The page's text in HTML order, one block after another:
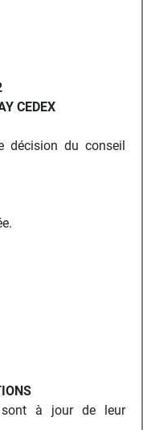
CEDEX
décision du conseil
à jour de leur